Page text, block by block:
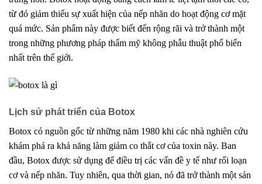
từ đó giảm thiểu sự xuất hiện của nếp nhăn do hoạt động cơ mặt
quá mức. Sản phẩm này được biết đến rộng rãi và trở thành một
trong những phương pháp thẩm mỹ không phẫu thuật phổ biến
nhất trên thế giới.
Lịch sử phát triển của Botox
Botox có nguồn gốc từ những năm 1980 khi các nhà nghiên cứu
khám phá ra khả năng làm giảm co thắt cơ của toxin này. Ban
đầu, Botox được sử dụng để điều trị các vấn đề y tế như rối loạn
cơ và nếp nhăn. Tuy nhiên, qua thời gian, nó đã trở thành một sản